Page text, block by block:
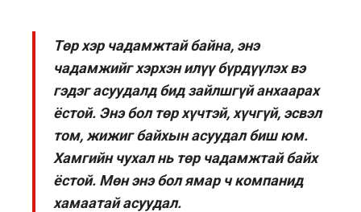
Төр хэр чадамжтай байна, энэ
чадамжийг хэрхэн илүү бүрдүүлэх вэ
гэдэг асуудалд бид зайлшгүй анхаарах
ёстой. Энэ бол төр хүчтэй, хүчгүй, эсвэл
том, жижиг байхын асуудал биш юм.
Хамгийн чухал нь төр чадамжтай байх
ёстой. Мөн энэ бол ямар ч компанид
хамаатай асуудал.